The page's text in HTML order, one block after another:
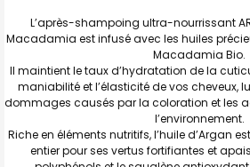
J'AJOUTE
SÉLECTION
AU PANIER
L’après-shampoing ultra-nourrissant
Macadamia est infusé avec les huiles
Macadamia Bio.
Il maintient le taux d’hydratation de la
maniabilité et l’élasticité de vos cheveux,
dommages causés par la coloration et les
l’environnement.
Riche en éléments nutritifs, l’huile d’Argan
entier pour ses vertus fortifiantes et